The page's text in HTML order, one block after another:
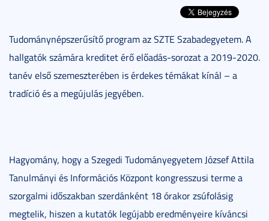
Tudománynépszerűsítő program az SZTE Szabadegyetem. A
hallgatók számára kreditet érő előadás-sorozat a 2019-2020.
tanév első szemeszterében is érdekes témákat kínál – a
tradíció és a megújulás jegyében.
Hagyomány, hogy a Szegedi Tudományegyetem József Attila
Tanulmányi és Információs Központ kongresszusi terme a
szorgalmi időszakban szerdánként 18 órakor zsúfolásig
megtelik, hiszen a kutatók legújabb eredményeire kíváncsi